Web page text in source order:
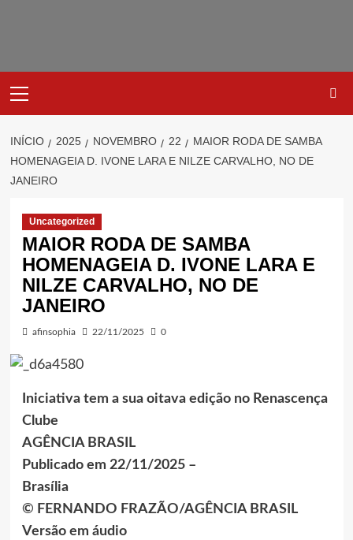
Menu
INÍCIO 2025 NOVEMBRO 22
MAIOR RODA DE SAMBA
HOMENAGEIA D. IVONE LARA E NILZE CARVALHO, NO DE
JANEIRO
Uncategorized
MAIOR RODA DE SAMBA
HOMENAGEIA D. IVONE LARA E
NILZE CARVALHO, NO DE
JANEIRO
afinsophia 22/11/2025 0
Iniciativa tem a sua oitava edição no Renascença
Clube
AGÊNCIA BRASIL
Publicado em 22/11/2025 –
Brasília
© FERNANDO FRAZÃO/AGÊNCIA BRASIL
Versão em áudio